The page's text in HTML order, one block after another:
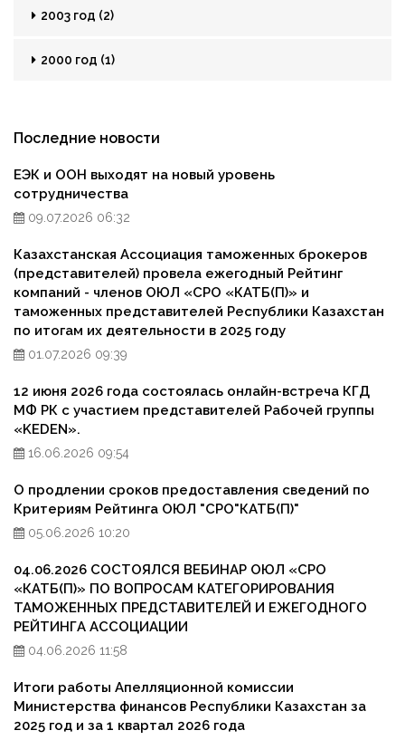
2003 год (2)
2000 год (1)
Последние новости
ЕЭК и ООН выходят на новый уровень
сотрудничества
09.07.2026 06:32
Казахстанская Ассоциация таможенных брокеров
(представителей) провела ежегодный Рейтинг
компаний - членов ОЮЛ «СРО «КАТБ(П)» и
таможенных представителей Республики Казахстан
по итогам их деятельности в 2025 году
01.07.2026 09:39
12 июня 2026 года состоялась онлайн-встреча КГД
МФ РК с участием представителей Рабочей группы
«KEDEN».
16.06.2026 09:54
О продлении сроков предоставления сведений по
Критериям Рейтинга ОЮЛ "СРО"КАТБ(П)"
05.06.2026 10:20
04.06.2026 СОСТОЯЛСЯ ВЕБИНАР ОЮЛ «СРО
«КАТБ(П)» ПО ВОПРОСАМ КАТЕГОРИРОВАНИЯ
ТАМОЖЕННЫХ ПРЕДСТАВИТЕЛЕЙ И ЕЖЕГОДНОГО
РЕЙТИНГА АССОЦИАЦИИ
04.06.2026 11:58
Итоги работы Апелляционной комиссии
Министерства финансов Республики Казахстан за
2025 год и за 1 квартал 2026 года